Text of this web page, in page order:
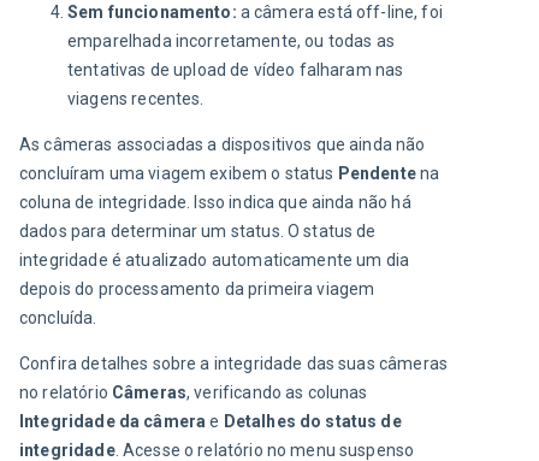
Sem funcionamento: a câmera está off-line, foi
emparelhada incorretamente, ou todas as
tentativas de upload de vídeo falharam nas
viagens recentes.
As câmeras associadas a dispositivos que ainda não
concluíram uma viagem exibem o status Pendente na
coluna de integridade. Isso indica que ainda não há
dados para determinar um status. O status de
integridade é atualizado automaticamente um dia
depois do processamento da primeira viagem
concluída.
Confira detalhes sobre a integridade das suas câmeras
no relatório Câmeras, verificando as colunas
Integridade da câmera e Detalhes do status de
integridade. Acesse o relatório no menu suspenso